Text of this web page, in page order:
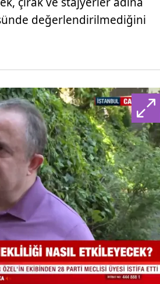
ilgili bilgi almak için lütfentıklayınız
değerlendirilmediğini